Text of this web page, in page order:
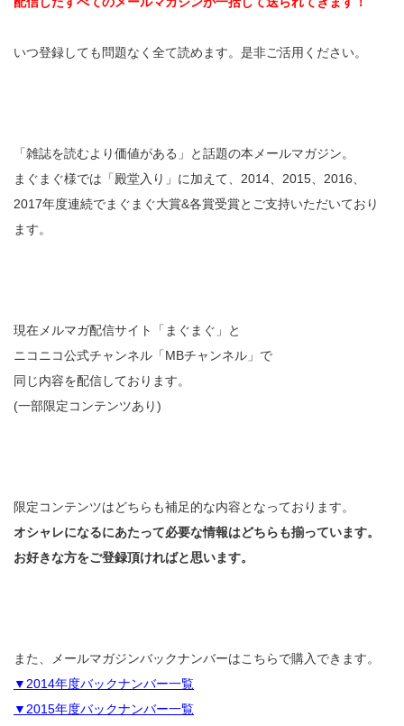
いつ登録しても問題なく全て読めます。是非ご活用ください。
「雑誌を読むより価値がある」と話題の本メールマガジン。
まぐまぐ様では「殿堂入り」に加えて、2014、2015、2016、
2017年度連続でまぐまぐ大賞&各賞受賞とご支持いただいており
ます。
現在メルマガ配信サイト「まぐまぐ」と
ニコニコ公式チャンネル「MBチャンネル」で
同じ内容を配信しております。
(一部限定コンテンツあり)
限定コンテンツはどちらも補足的な内容となっております。
オシャレになるにあたって必要な情報はどちらも揃っています。
お好きな方をご登録頂ければと思います。
また、メールマガジンバックナンバーはこちらで購入できます。
▼2014年度バックナンバー一覧
▼2015年度バックナンバー一覧